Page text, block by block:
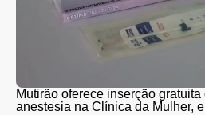
Mutirão oferece inserção
anestesia na Clínica da Mulher,